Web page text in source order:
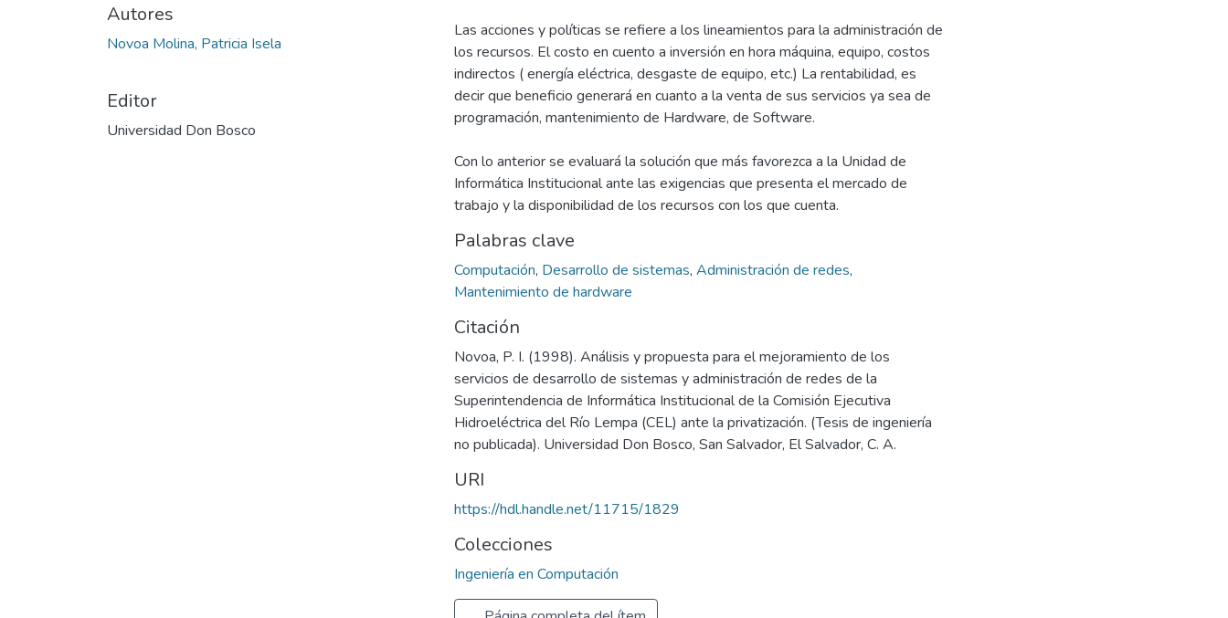
Autores
Novoa Molina, Patricia Isela
Editor
Universidad Don Bosco
Las acciones y políticas se refiere a los lineamientos para la administración de
los recursos. El costo en cuento a inversión en hora máquina, equipo, costos
indirectos ( energía eléctrica, desgaste de equipo, etc.) La rentabilidad, es
decir que beneficio generará en cuanto a la venta de sus servicios ya sea de
programación, mantenimiento de Hardware, de Software.
Con lo anterior se evaluará la solución que más favorezca a la Unidad de
Informática Institucional ante las exigencias que presenta el mercado de
trabajo y la disponibilidad de los recursos con los que cuenta.
Palabras clave
Computación, Desarrollo de sistemas, Administración de redes,
Mantenimiento de hardware
Citación
Novoa, P. I. (1998). Análisis y propuesta para el mejoramiento de los
servicios de desarrollo de sistemas y administración de redes de la
Superintendencia de Informática Institucional de la Comisión Ejecutiva
Hidroeléctrica del Río Lempa (CEL) ante la privatización. (Tesis de ingeniería
no publicada). Universidad Don Bosco, San Salvador, El Salvador, C. A.
URI
https://hdl.handle.net/11715/1829
Colecciones
Ingeniería en Computación